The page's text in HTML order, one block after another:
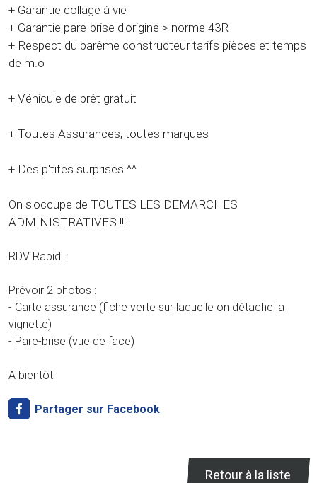
+ Garantie collage à vie
+ Garantie pare-brise d'origine > norme 43R
+ Respect du barême constructeur tarifs pièces et temps
de m.o
+ Véhicule de prêt gratuit
+ Toutes Assurances, toutes marques
+ Des p'tites surprises ^^
On s'occupe de TOUTES LES DEMARCHES
ADMINISTRATIVES !!!
RDV Rapid' :
Prévoir 2 photos :
- Carte assurance (fiche verte sur laquelle on détache la
vignette)
- Pare-brise (vue de face)
A bientôt
Partager sur Facebook
Retour à la liste